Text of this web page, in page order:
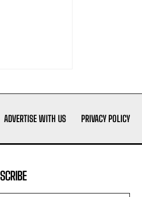
ADVERTISE WITH US PRIVACY POLICY